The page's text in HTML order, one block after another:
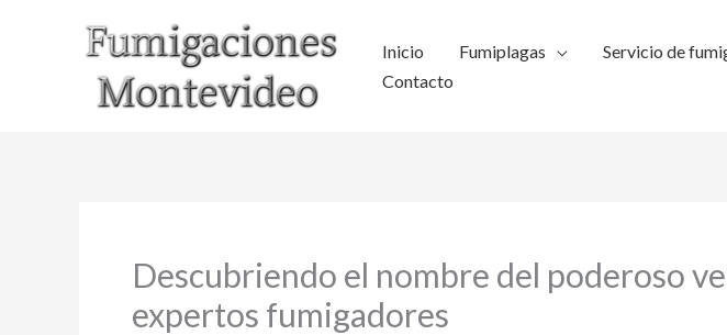
Inicio Fumiplagas Servicio de
Contacto
Descubriendo el nombre del poderoso
expertos fumigadores